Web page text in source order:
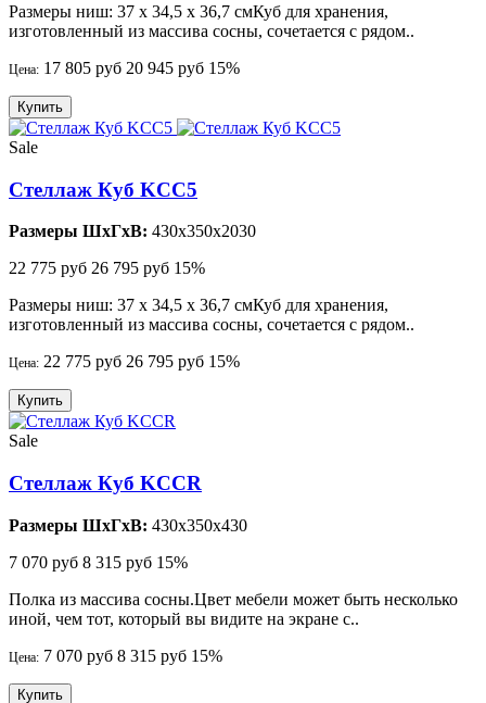
Размеры ниш: 37 х 34,5 х 36,7 смКуб для хранения,
изготовленный из массива сосны, сочетается с рядом..
Цена: 17 805 руб 20 945 руб 15%
Купить
Sale
Стеллаж Куб KCC5
Размеры ШхГхВ: 430x350x2030
22 775 руб 26 795 руб 15%
Размеры ниш: 37 х 34,5 х 36,7 смКуб для хранения,
изготовленный из массива сосны, сочетается с рядом..
Цена: 22 775 руб 26 795 руб 15%
Купить
Sale
Стеллаж Куб KCCR
Размеры ШхГхВ: 430x350x430
7 070 руб 8 315 руб 15%
Полка из массива сосны.Цвет мебели может быть несколько
иной, чем тот, который вы видите на экране с..
Цена: 7 070 руб 8 315 руб 15%
Купить